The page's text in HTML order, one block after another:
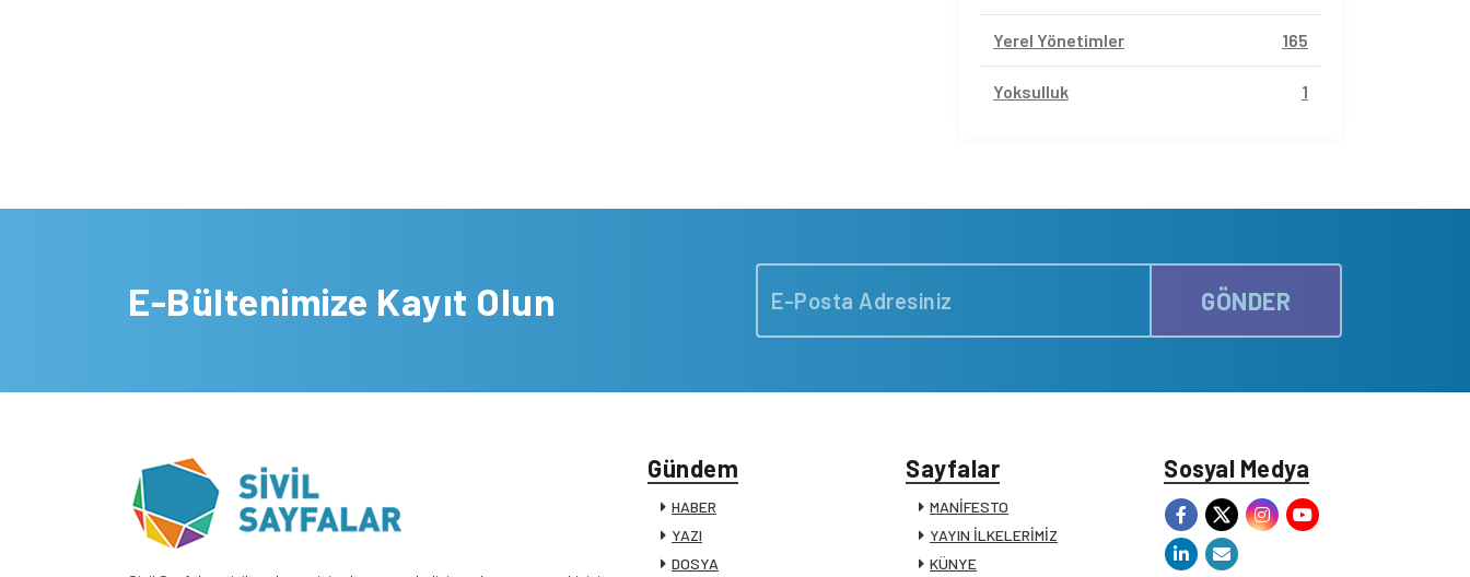
Yerel Yönetimler 165
Yoksulluk 1
E-Bültenimize Kayıt Olun GÖNDER
Gündem
HABER
YAZI
DOSYA
Sayfalar
MANİFESTO
YAYIN İLKELERİMİZ
KÜNYE
Sosyal Medya